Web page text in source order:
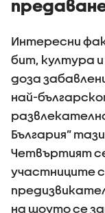
Интересни
бит, култура
доза
най-
България”
Четвъртият
участниците
на шоуто се